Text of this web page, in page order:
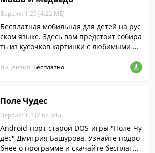
Версия: 1.29 (4.22 МБ)
Бесплатная мобильная для детей на рус
ском языке. Здесь вам предстоит собира
ть из кусочков картинки с любимыми пе
Лицензия: Бесплатно
Поле Чудес
Версия: 1.4 (2.67 МБ)
Android-порт старой DOS-игры "Поле-Чу
дес" Дмитрия Башурова. Узнайте подро
бнее о программе и скачайте бесплатн